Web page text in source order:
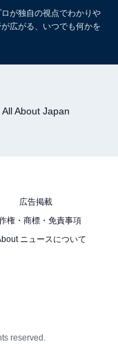
が独自の視点でわかりや
広がる、いつでも何かを
All About Japan
広告掲載
権・商標・免責事項
ニュースについて
reserved.